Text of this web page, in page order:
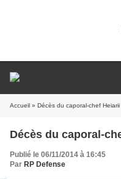
Accueil » Décès du caporal-chef Heiarii
Décès du caporal-
Publié le 06/11/2014 à 16:45
Par RP Defense